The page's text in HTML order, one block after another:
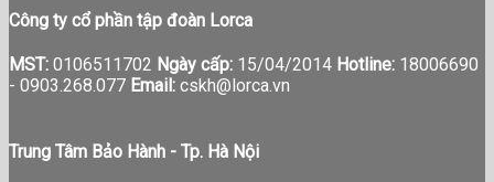
Công ty cổ phần tập đoàn Lorca
MST: 0106511702 Ngày cấp: 15/04/2014 Hotline: 18006690
- 0903.268.077 Email: cskh@lorca.vn
Trung Tâm Bảo Hành - Tp. Hà Nội